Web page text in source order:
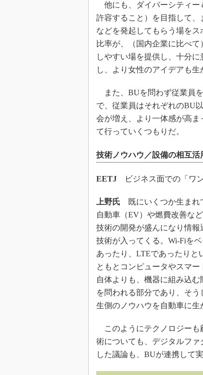
他にも、ダイバーシティー
許容すること）を目指して
などを発起してもらう場を
比率が、（国内企業に比べ
しやすい場を提供し、十分
し、より女性のアイデアも
また、BUを問わず従業員
で、従業員はそれぞれのBU
会が増え、より一体感が高
て行っていくつもりだ。
技術ノウハウ／設備の相互活
EETJ ビジネス面での「ワ
上野氏 既にいくつか生まれ
自動車（EV）や燃費改善な
技術の開発が盛んになり情
技術が入ってくる。Wi-Fiを
あったり、LTEであったりと
ともとコンピュータやスマ
自体よりも、機器に組み込
を問われる部分であり、そ
生側のノウハウを自動車に生
このようにテクノロジーも
術についても、デジタルフ
した議論も、BUが連携して